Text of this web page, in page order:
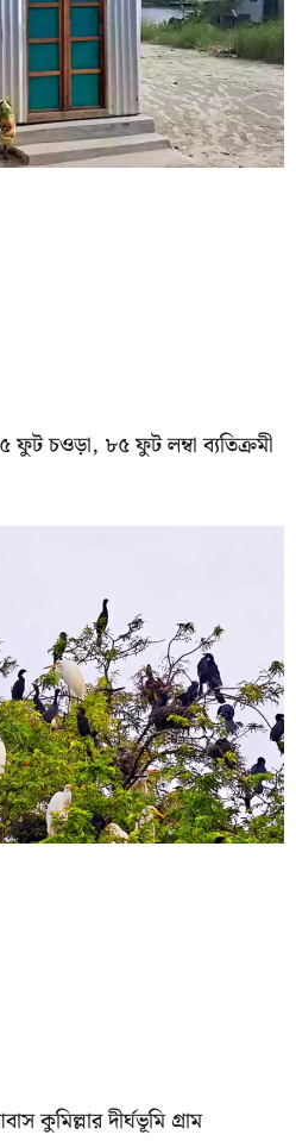
চওড়া, ৮৫ ফুট লম্বা ব্যতিক্রমী
কুমিল্লার দীর্ঘভূমি গ্রাম